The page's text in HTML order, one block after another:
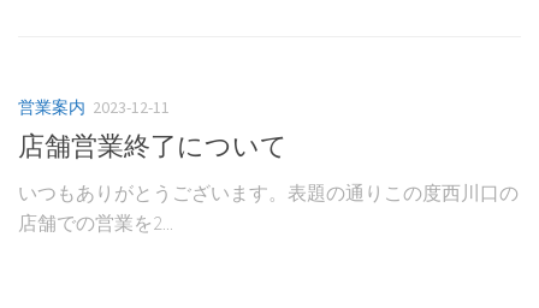
営業案内 2023-12-11
店舗営業終了について
いつもありがとうございます。表題の通りこの度西川口の
店舗での営業を2...